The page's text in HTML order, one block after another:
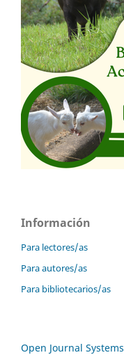
Información
Para lectores/as
Para autores/as
Para bibliotecarios/as
Open Journal Systems